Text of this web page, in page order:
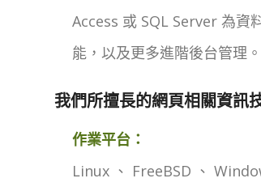
Access 或 SQL Server 為資
能，以及更多進階後台管理。
我們所擅長的網頁相關資訊
作業平台：
Linux 、 FreeBSD 、